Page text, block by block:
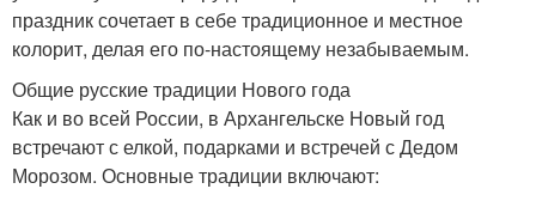
праздник сочетает в себе традиционное и местное
колорит, делая его по-настоящему незабываемым.
Общие русские традиции Нового года
Как и во всей России, в Архангельске Новый год
встречают с елкой, подарками и встречей с Дедом
Морозом. Основные традиции включают: